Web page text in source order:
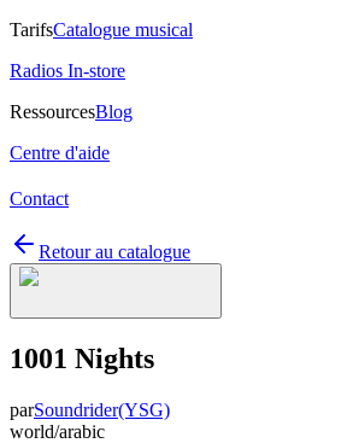
TarifsCatalogue musical
Radios In-store
RessourcesBlog
Centre d'aide
Contact
Retour au catalogue
1001 Nights
parSoundrider(YSG)
world/arabic